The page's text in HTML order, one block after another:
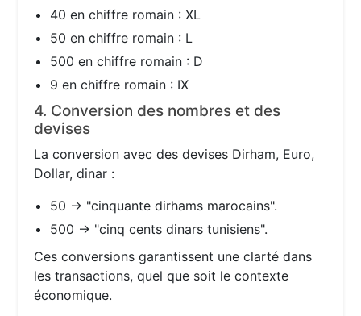
40 en chiffre romain : XL
50 en chiffre romain : L
500 en chiffre romain : D
9 en chiffre romain : IX
4. Conversion des nombres et des
devises
La conversion avec des devises Dirham, Euro,
Dollar, dinar :
50 → "cinquante dirhams marocains".
500 → "cinq cents dinars tunisiens".
Ces conversions garantissent une clarté dans
les transactions, quel que soit le contexte
économique.